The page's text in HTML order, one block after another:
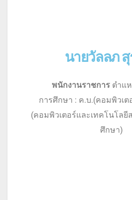
นายวัลลภ
พนักงานราชการ ตำแ
การศึกษา : ค.บ.(คอมพิวเต
(คอมพิวเตอร์และเทคโนโลยี
ศึกษา)